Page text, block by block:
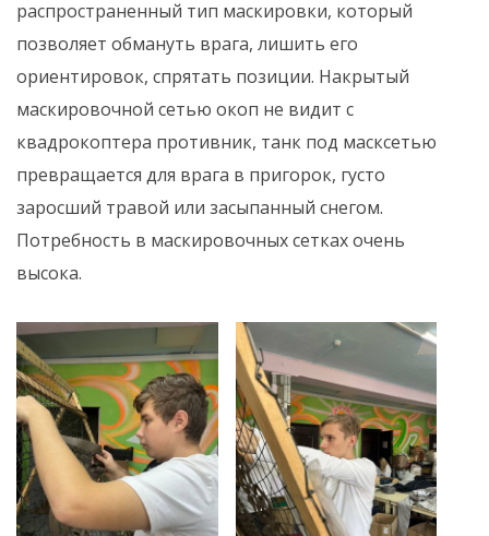
распространенный тип маскировки, который
позволяет обмануть врага, лишить его
ориентировок, спрятать позиции. Накрытый
маскировочной сетью окоп не видит с
квадрокоптера противник, танк под масксетью
превращается для врага в пригорок, густо
заросший травой или засыпанный снегом.
Потребность в маскировочных сетках очень
высока.